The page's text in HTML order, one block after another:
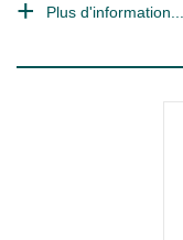
Plus d'information...